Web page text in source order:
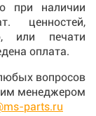
при наличии
ценностей,
или печати
оплата.
вопросов
менеджером
parts.ru